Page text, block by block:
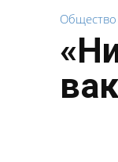
Общество